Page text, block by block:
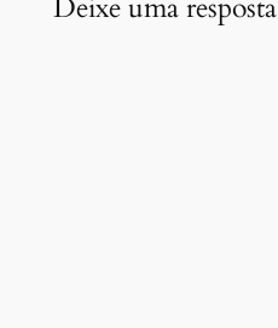
Deixe uma resposta